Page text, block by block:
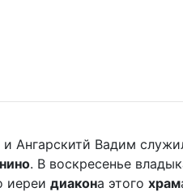
Ангарскитй Вадим
. В воскресенье
иереи диакона этого храм